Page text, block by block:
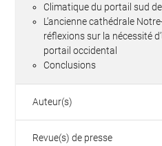
Climatique du portail sud
L’ancienne cathédrale
réflexions sur la nécessité
portail occidental
Conclusions
Auteur(s)
Revue(s) de presse